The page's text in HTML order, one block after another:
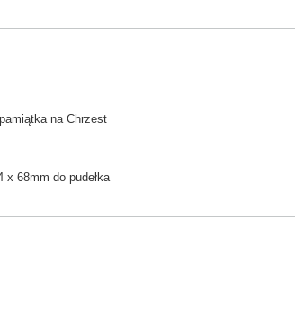
na Chrzest
x 68mm do pudełka